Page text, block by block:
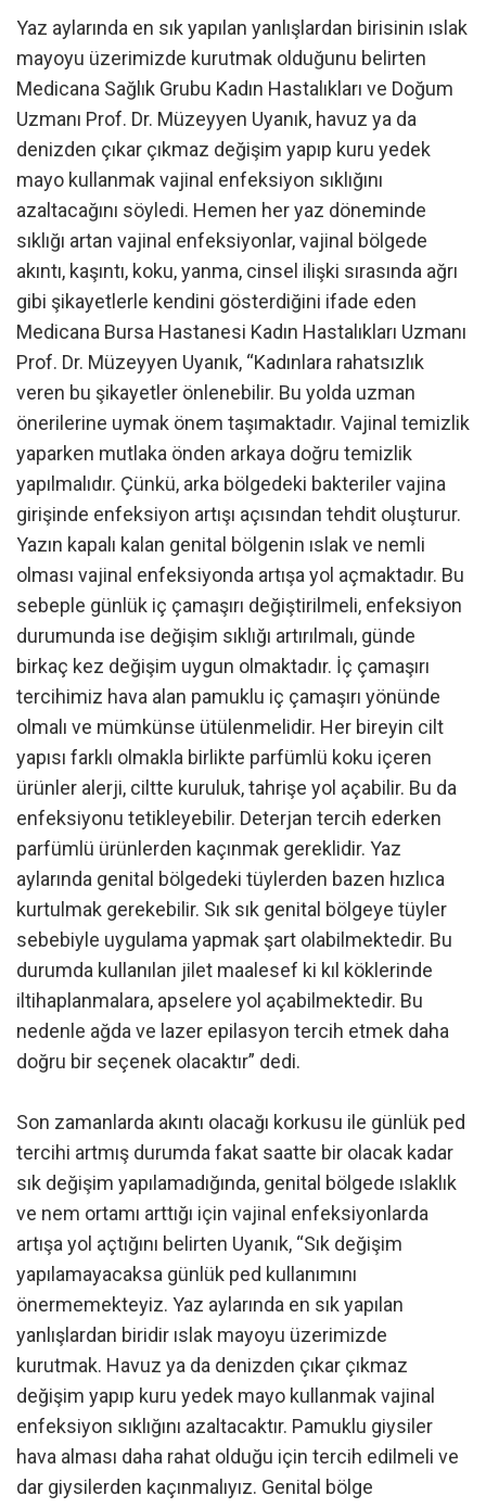
Yaz aylarında en sık yapılan yanlışlardan birisinin ıslak
mayoyu üzerimizde kurutmak olduğunu belirten
Medicana Sağlık Grubu Kadın Hastalıkları ve Doğum
Uzmanı Prof. Dr. Müzeyyen Uyanık, havuz ya da
denizden çıkar çıkmaz değişim yapıp kuru yedek
mayo kullanmak vajinal enfeksiyon sıklığını
azaltacağını söyledi. Hemen her yaz döneminde
sıklığı artan vajinal enfeksiyonlar, vajinal bölgede
akıntı, kaşıntı, koku, yanma, cinsel ilişki sırasında ağrı
gibi şikayetlerle kendini gösterdiğini ifade eden
Medicana Bursa Hastanesi Kadın Hastalıkları Uzmanı
Prof. Dr. Müzeyyen Uyanık, “Kadınlara rahatsızlık
veren bu şikayetler önlenebilir. Bu yolda uzman
önerilerine uymak önem taşımaktadır. Vajinal temizlik
yaparken mutlaka önden arkaya doğru temizlik
yapılmalıdır. Çünkü, arka bölgedeki bakteriler vajina
girişinde enfeksiyon artışı açısından tehdit oluşturur.
Yazın kapalı kalan genital bölgenin ıslak ve nemli
olması vajinal enfeksiyonda artışa yol açmaktadır. Bu
sebeple günlük iç çamaşırı değiştirilmeli, enfeksiyon
durumunda ise değişim sıklığı artırılmalı, günde
birkaç kez değişim uygun olmaktadır. İç çamaşırı
tercihimiz hava alan pamuklu iç çamaşırı yönünde
olmalı ve mümkünse ütülenmelidir. Her bireyin cilt
yapısı farklı olmakla birlikte parfümlü koku içeren
ürünler alerji, ciltte kuruluk, tahrişe yol açabilir. Bu da
enfeksiyonu tetikleyebilir. Deterjan tercih ederken
parfümlü ürünlerden kaçınmak gereklidir. Yaz
aylarında genital bölgedeki tüylerden bazen hızlıca
kurtulmak gerekebilir. Sık sık genital bölgeye tüyler
sebebiyle uygulama yapmak şart olabilmektedir. Bu
durumda kullanılan jilet maalesef ki kıl köklerinde
iltihaplanmalara, apselere yol açabilmektedir. Bu
nedenle ağda ve lazer epilasyon tercih etmek daha
doğru bir seçenek olacaktır” dedi.
Son zamanlarda akıntı olacağı korkusu ile günlük ped
tercihi artmış durumda fakat saatte bir olacak kadar
sık değişim yapılamadığında, genital bölgede ıslaklık
ve nem ortamı arttığı için vajinal enfeksiyonlarda
artışa yol açtığını belirten Uyanık, “Sık değişim
yapılamayacaksa günlük ped kullanımını
önermemekteyiz. Yaz aylarında en sık yapılan
yanlışlardan biridir ıslak mayoyu üzerimizde
kurutmak. Havuz ya da denizden çıkar çıkmaz
değişim yapıp kuru yedek mayo kullanmak vajinal
enfeksiyon sıklığını azaltacaktır. Pamuklu giysiler
hava alması daha rahat olduğu için tercih edilmeli ve
dar giysilerden kaçınmalıyız. Genital bölge